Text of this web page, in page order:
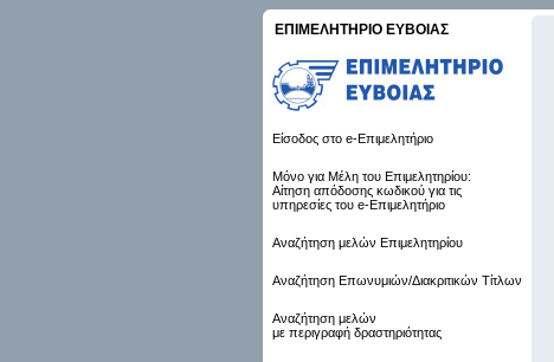
ΕΠΙΜΕΛΗΤΗΡΙΟ ΕΥΒΟΙΑΣ
Είσοδος στο e-Επιμελητήριο
Μόνο για Μέλη του Επιμελητηρίου:
Αίτηση απόδοσης κωδικού για τις
υπηρεσίες του e-Επιμελητήριο
Αναζήτηση μελών Επιμελητηρίου
Αναζήτηση Επωνυμιών/Διακριτικών Τίτλων
Αναζήτηση μελών
με περιγραφή δραστηριότητας